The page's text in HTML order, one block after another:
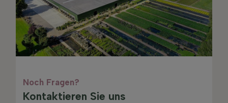
Noch Fragen?
Kontaktieren Sie uns